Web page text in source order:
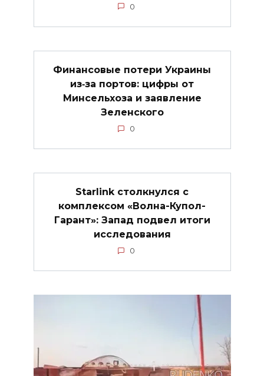
0
Финансовые потери Украины
из‑за портов: цифры от
Минсельхоза и заявление
Зеленского
0
Starlink столкнулся с
комплексом «Волна-Купол-
Гарант»: Запад подвел итоги
исследования
0